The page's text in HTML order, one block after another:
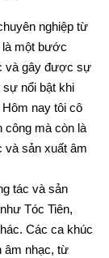
nghiệp từ
là một bước
và gây được sự
sự nổi bật khi
nay tôi cô
công mà còn là
và sản xuất âm
tác và sản
Tóc Tiên,
Các ca khúc
âm nhạc, từ